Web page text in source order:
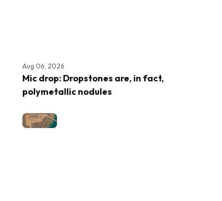
Aug 06, 2026
Mic drop: Dropstones are, in fact,
polymetallic nodules